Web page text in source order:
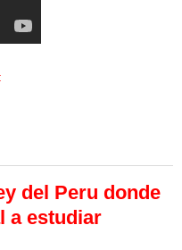
del Peru donde
a estudiar